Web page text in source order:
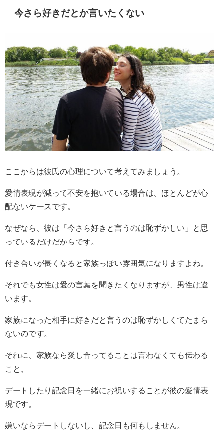
今さら好きだとか言いたくない
ここからは彼氏の心理について考えてみましょう。
愛情表現が減って不安を抱いている場合は、ほとんどが心
配ないケースです。
なぜなら、彼は「今さら好きと言うのは恥ずかしい」と思
っているだけだからです。
付き合いが長くなると家族っぽい雰囲気になりますよね。
それでも女性は愛の言葉を聞きたくなりますが、男性は違
います。
家族になった相手に好きだと言うのは恥ずかしくてたまら
ないのです。
それに、家族なら愛し合ってることは言わなくても伝わる
こと。
デートしたり記念日を一緒にお祝いすることが彼の愛情表
現です。
嫌いならデートしないし、記念日も何もしません。